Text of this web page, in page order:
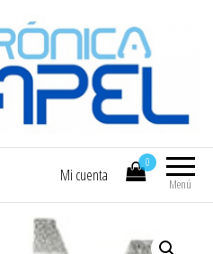
Electrónica COMPEL
Menú
0
Mi cuenta